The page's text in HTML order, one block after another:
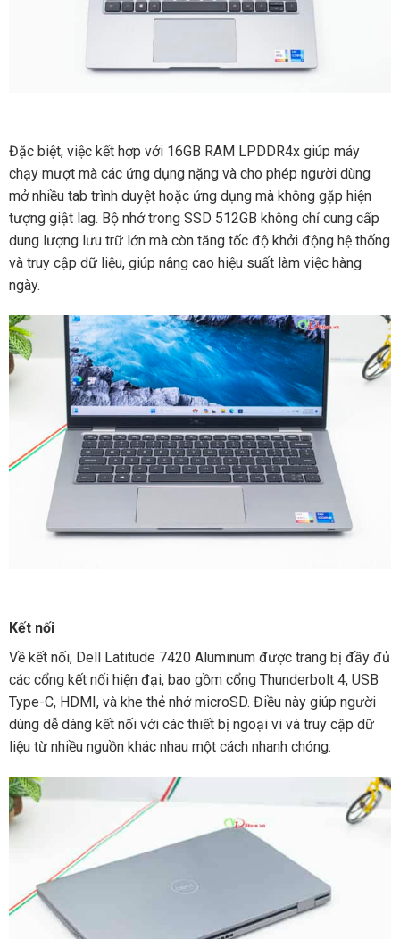
Đặc biệt, việc kết hợp với 16GB RAM LPDDR4x giúp máy
chạy mượt mà các ứng dụng nặng và cho phép người dùng
mở nhiều tab trình duyệt hoặc ứng dụng mà không gặp hiện
tượng giật lag. Bộ nhớ trong SSD 512GB không chỉ cung cấp
dung lượng lưu trữ lớn mà còn tăng tốc độ khởi động hệ thống
và truy cập dữ liệu, giúp nâng cao hiệu suất làm việc hàng
ngày.
Kết nối
Về kết nối, Dell Latitude 7420 Aluminum được trang bị đầy đủ
các cổng kết nối hiện đại, bao gồm cổng Thunderbolt 4, USB
Type-C, HDMI, và khe thẻ nhớ microSD. Điều này giúp người
dùng dễ dàng kết nối với các thiết bị ngoại vi và truy cập dữ
liệu từ nhiều nguồn khác nhau một cách nhanh chóng.